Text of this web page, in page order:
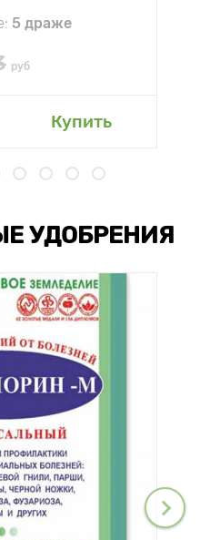
5 драже
руб
Купить
УДОБРЕНИЯ